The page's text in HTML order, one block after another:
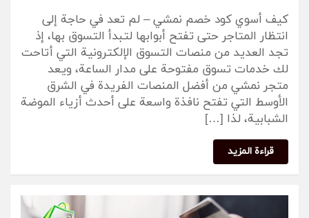
كيف أسوي كود خصم نمشي – لم تعد في حاجة إلى
انتظار المتاجر حتى تفتح أبوابها لتبدأ التسوق بها، إذ
تجد العديد من منصات التسوق الإلكترونية التي أتاحت
لك خدمات تسوق مفتوحة على مدار الساعة، ويعد
متجر نمشي من أفضل المنصات الفريدة في الشرق
الأوسط التي تفتح نافذة واسعة على أحدث أزياء الموضة
الشبابية، لذا […]
قراءة المزيد